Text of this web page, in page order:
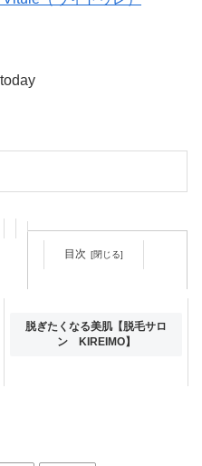
目次
エステ脱毛の効果を上げる方法
はある？自宅でできるケア方法
脱ぎたくなる美肌【脱毛サロ
ン KIREIMO】